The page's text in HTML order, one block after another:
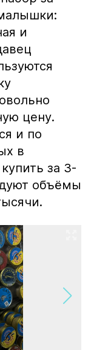
и
цену.
и по
в
за 3-
объёмы